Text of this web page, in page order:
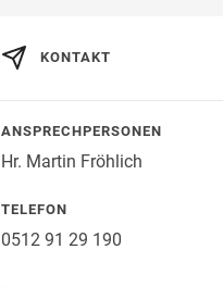
KONTAKT
ANSPRECHPERSONEN
Hr. Martin Fröhlich
TELEFON
0512 91 29 190